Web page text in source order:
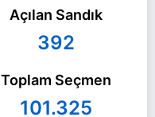
Açılan Sandık
392
Toplam Seçmen
101.325